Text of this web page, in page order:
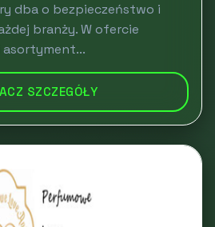
dba o bezpieczeństwo i
branży. W ofercie
asortyment...
SZCZEGÓŁY